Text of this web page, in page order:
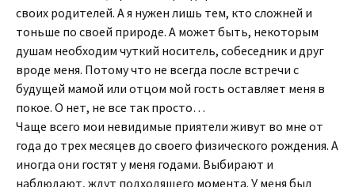
своих родителей. А я нужен лишь тем, кто сложней и
тоньше по своей природе. А может быть, некоторым
душам необходим чуткий носитель, собеседник и друг
вроде меня. Потому что не всегда после встречи с
будущей мамой или отцом мой гость оставляет меня в
покое. О нет, не все так просто…
Чаще всего мои невидимые приятели живут во мне от
года до трех месяцев до своего физического рождения. А
иногда они гостят у меня годами. Выбирают и
наблюдают, ждут подходящего момента. У меня был